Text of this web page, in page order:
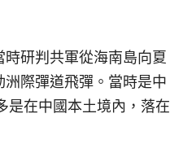
研判共軍從海南島向夏
際彈道飛彈。當時是中
是在中國本土境內，落在